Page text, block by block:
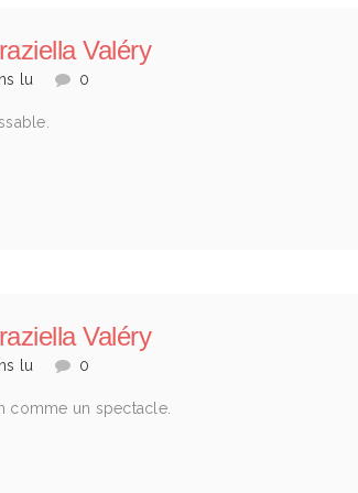
Valéry
lu 0
Valéry
lu 0
comme un spectacle.